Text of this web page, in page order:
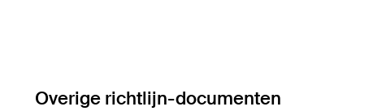
Overige richtlijn-documenten